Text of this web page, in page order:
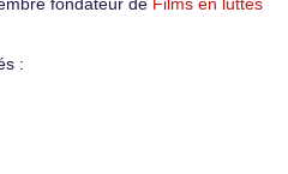
fondateur de Films en luttes
: